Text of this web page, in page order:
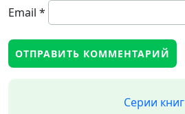
Email *
Серии книг